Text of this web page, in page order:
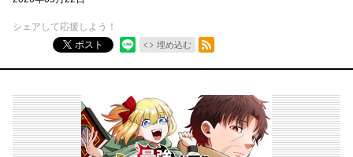
シェアして応援しよう！
ポスト
埋め込む
RSSフィード